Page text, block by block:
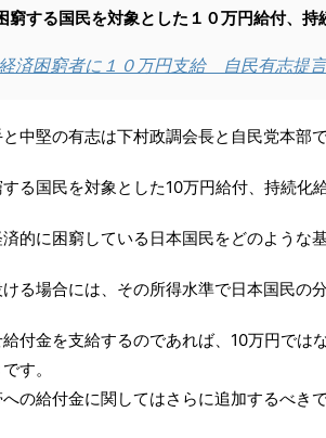
窮する国民を対象とした１０万円給付、持
済困窮者に１０万円支給 自民有志提言
中堅の有志は下村政調会長と自民党本部
る国民を対象とした10万円給付、持続化
的に困窮している日本国民をどのような
る場合には、その所得水準で日本国民の
給付金を支給するのであれば、10万円で
す。
の給付金に関してはさらに追加するべきで